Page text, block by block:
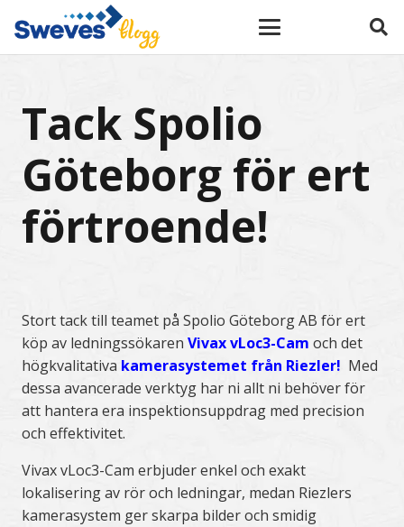
Tack Spolio
Göteborg för ert
förtroende!
Stort tack till teamet på Spolio Göteborg AB för ert
köp av ledningssökaren Vivax vLoc3-Cam och det
högkvalitativa kamerasystemet från Riezler! Med
dessa avancerade verktyg har ni allt ni behöver för
att hantera era inspektionsuppdrag med precision
och effektivitet.
Vivax vLoc3-Cam erbjuder enkel och exakt
lokalisering av rör och ledningar, medan Riezlers
kamerasystem ger skarpa bilder och smidig